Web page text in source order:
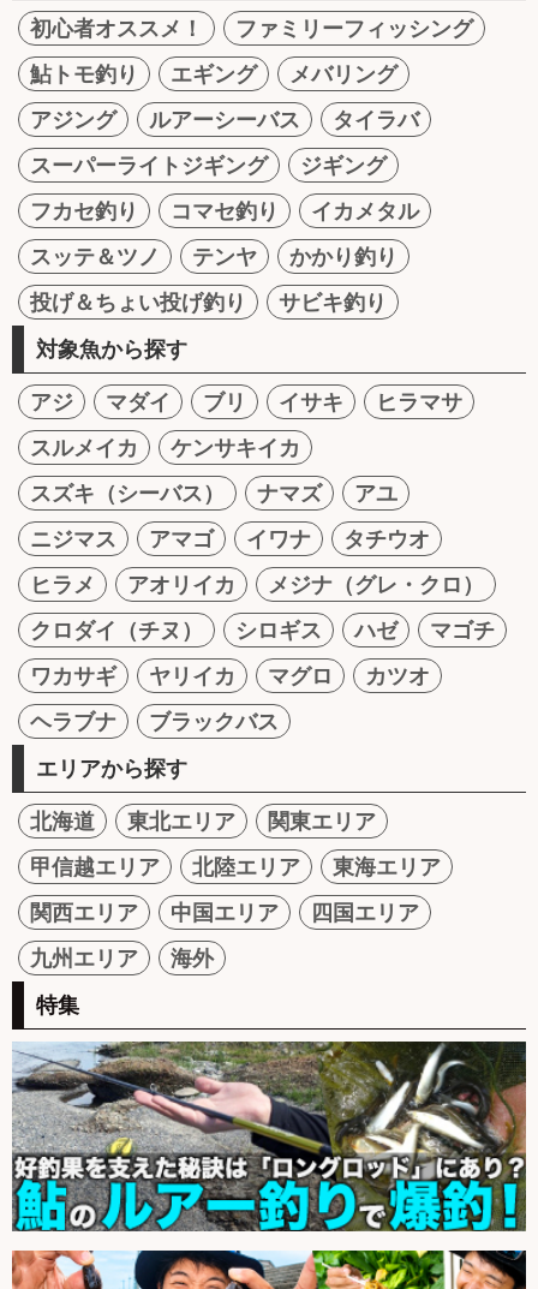
初心者オススメ！
ファミリーフィッシング
鮎トモ釣り
エギング
メバリング
アジング
ルアーシーバス
タイラバ
スーパーライトジギング
ジギング
フカセ釣り
コマセ釣り
イカメタル
スッテ＆ツノ
テンヤ
かかり釣り
投げ＆ちょい投げ釣り
サビキ釣り
対象魚から探す
アジ マダイ ブリ イサキ
ヒラマサ
スルメイカ
ケンサキイカ
スズキ（シーバス）
ナマズ
アユ
ニジマス
アマゴ イワナ
タチウオ
ヒラメ
アオリイカ
メジナ（グレ・クロ）
クロダイ（チヌ）
シロギス ハゼ
マゴチ
ワカサギ
ヤリイカ マグロ
カツオ
ヘラブナ
ブラックバス
エリアから探す
北海道 東北エリア
関東エリア
甲信越エリア
北陸エリア
東海エリア
関西エリア
中国エリア
四国エリア
九州エリア
海外
特集